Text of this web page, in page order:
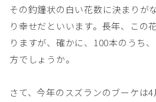
その釣鐘状の白い花数に決まりが
り幸せだといいます。長年、この
りますが、確かに、100本のうち
方でしょうか。
さて、今年のスズランのブーケは